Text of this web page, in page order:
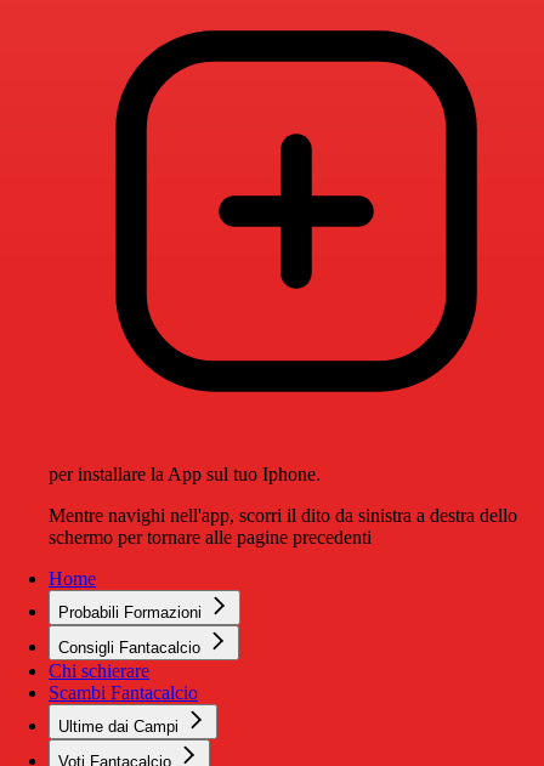
per installare la App sul tuo Iphone.
Mentre navighi nell'app, scorri il dito da sinistra a destra dello
schermo per tornare alle pagine precedenti
Home
Probabili Formazioni
Consigli Fantacalcio
Chi schierare
Scambi Fantacalcio
Ultime dai Campi
Voti Fantacalcio